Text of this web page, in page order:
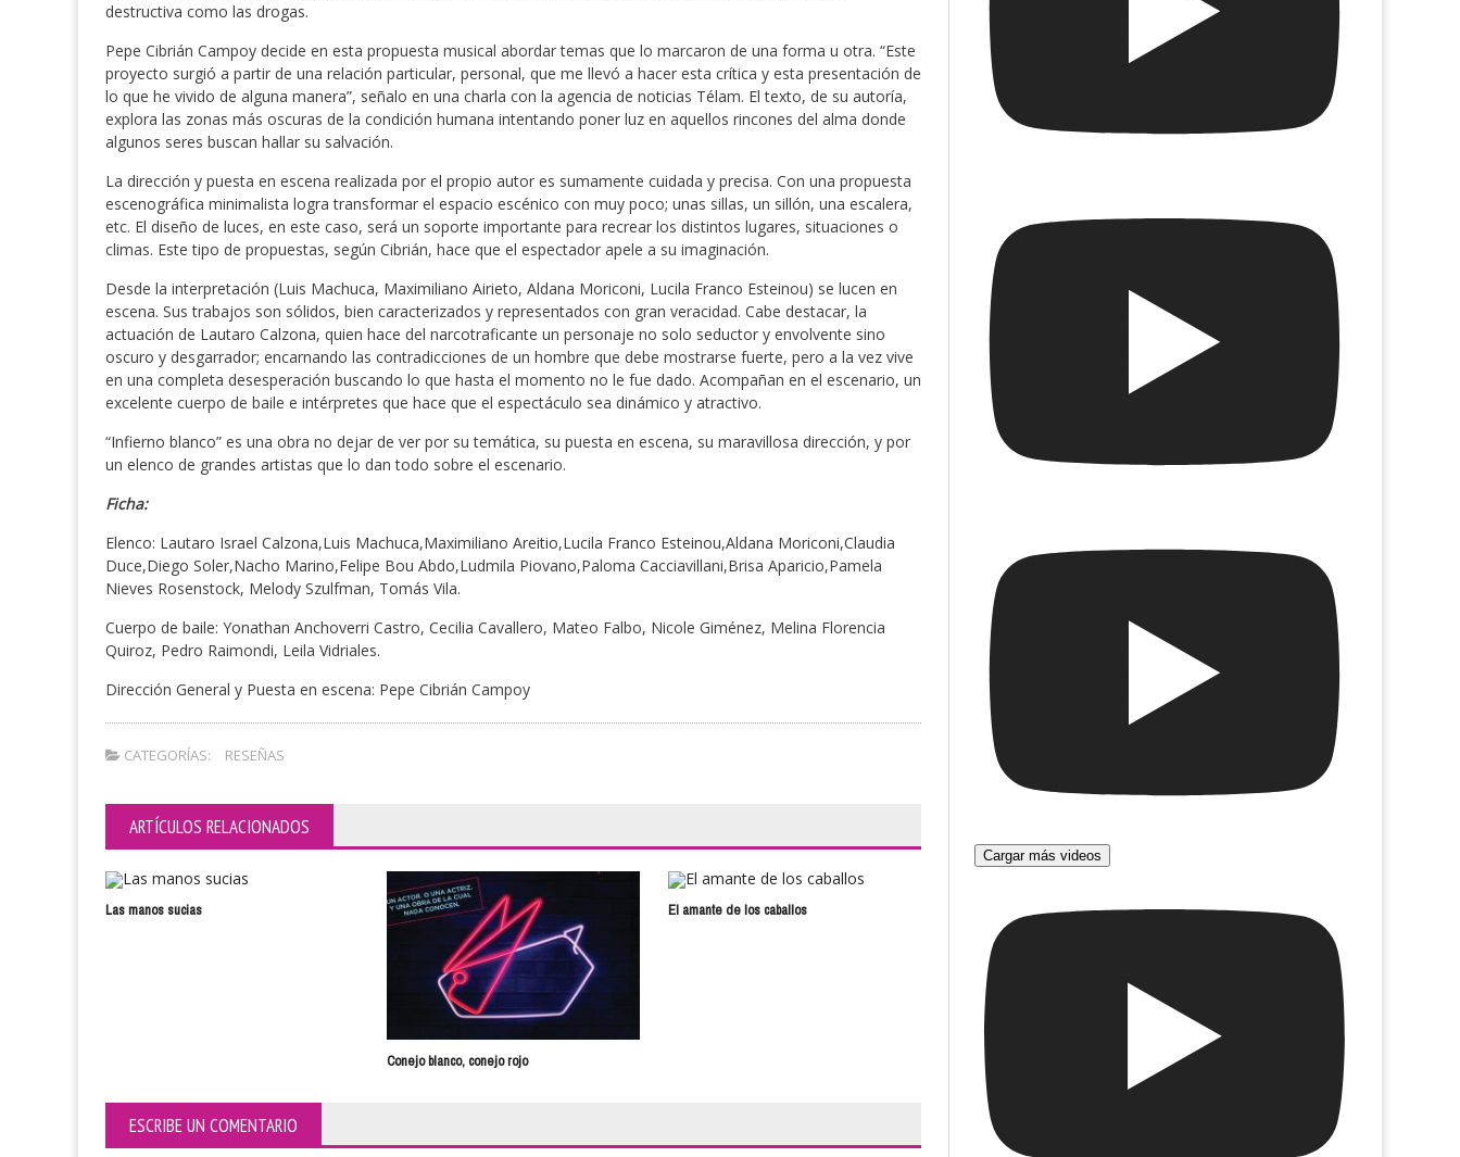
destructiva como las drogas.
Pepe Cibrián Campoy decide en esta propuesta musical abordar temas que lo marcaron de una forma u otra. “Este
proyecto surgió a partir de una relación particular, personal, que me llevó a hacer esta crítica y esta presentación de
lo que he vivido de alguna manera”, señalo en una charla con la agencia de noticias Télam. El texto, de su autoría,
explora las zonas más oscuras de la condición humana intentando poner luz en aquellos rincones del alma donde
algunos seres buscan hallar su salvación.
La dirección y puesta en escena realizada por el propio autor es sumamente cuidada y precisa. Con una propuesta
escenográfica minimalista logra transformar el espacio escénico con muy poco; unas sillas, un sillón, una escalera,
etc. El diseño de luces, en este caso, será un soporte importante para recrear los distintos lugares, situaciones o
climas. Este tipo de propuestas, según Cibrián, hace que el espectador apele a su imaginación.
Desde la interpretación (Luis Machuca, Maximiliano Airieto, Aldana Moriconi, Lucila Franco Esteinou) se lucen en
escena. Sus trabajos son sólidos, bien caracterizados y representados con gran veracidad. Cabe destacar, la
actuación de Lautaro Calzona, quien hace del narcotraficante un personaje no solo seductor y envolvente sino
oscuro y desgarrador; encarnando las contradicciones de un hombre que debe mostrarse fuerte, pero a la vez vive
en una completa desesperación buscando lo que hasta el momento no le fue dado. Acompañan en el escenario, un
excelente cuerpo de baile e intérpretes que hace que el espectáculo sea dinámico y atractivo.
“Infierno blanco” es una obra no dejar de ver por su temática, su puesta en escena, su maravillosa dirección, y por
un elenco de grandes artistas que lo dan todo sobre el escenario.
Ficha:
Elenco: Lautaro Israel Calzona,Luis Machuca,Maximiliano Areitio,Lucila Franco Esteinou,Aldana Moriconi,Claudia
Duce,Diego Soler,Nacho Marino,Felipe Bou Abdo,Ludmila Piovano,Paloma Cacciavillani,Brisa Aparicio,Pamela
Nieves Rosenstock, Melody Szulfman, Tomás Vila.
Cuerpo de baile: Yonathan Anchoverri Castro, Cecilia Cavallero, Mateo Falbo, Nicole Giménez, Melina Florencia
Quiroz, Pedro Raimondi, Leila Vidriales.
Dirección General y Puesta en escena: Pepe Cibrián Campoy
CATEGORÍAS: RESEÑAS
ARTÍCULOS RELACIONADOS
Las manos sucias
Conejo blanco, conejo rojo
El amante de los caballos El club de los interrogantes Redención
ESCRIBE UN COMENTARIO
Cargar más videos